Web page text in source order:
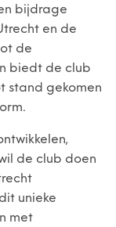
bijdrage
en de
de
biedt de club
stand gekomen
de club doen
unieke
met